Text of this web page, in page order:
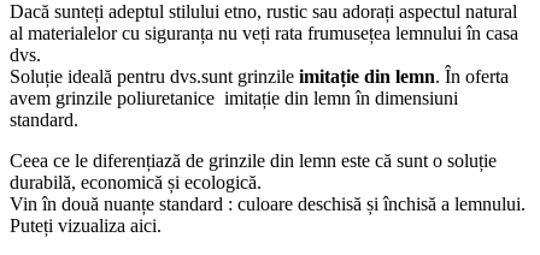
Dacă sunteți adeptul stilului etno, rustic sau adorați aspectul natural
al materialelor cu siguranța nu veți rata frumusețea lemnului în casa
dvs.
Soluție ideală pentru dvs.sunt grinzile imitație din lemn. În oferta
avem grinzile poliuretanice imitație din lemn în dimensiuni
standard.
Ceea ce le diferențiază de grinzile din lemn este că sunt o soluție
durabilă, economică și ecologică.
Vin în două nuanțe standard : culoare deschisă și închisă a lemnului.
Puteți vizualiza aici.